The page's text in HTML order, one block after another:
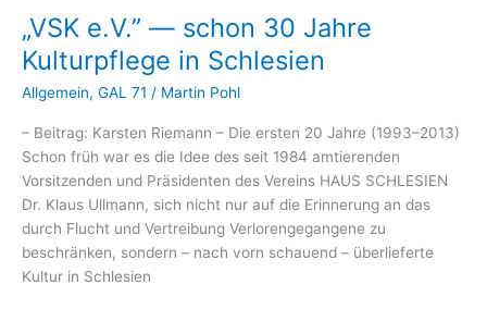
„VSK e.V.” — schon 30 Jahre
Kulturpflege in Schlesien
Allgemein, GAL 71 / Martin Pohl
– Beitrag: Karsten Riemann – Die ersten 20 Jahre (1993–2013)
Schon früh war es die Idee des seit 1984 amtierenden
Vorsitzenden und Präsidenten des Vereins HAUS SCHLESIEN
Dr. Klaus Ullmann, sich nicht nur auf die Erinnerung an das
durch Flucht und Vertreibung Verlorengegangene zu
beschränken, sondern – nach vorn schauend – überlieferte
Kultur in Schlesien